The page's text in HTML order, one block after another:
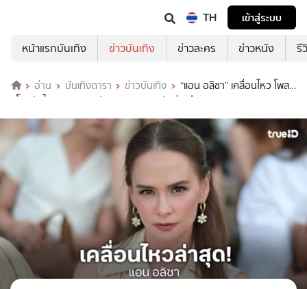
TH
เข้าสู่ระบบ
หน้าแรกบันเทิง
ข่าวบันเทิง ข่าวละคร ข่าวหนัง รี
อ่าน บันเทิงดารา ข่าวบันเทิง
“แอน อลิชา” เคลื่อนไหว โพสต์
อิโมจิหัวใจแตกสลาย หลัง “นานา” ยอมรับข่าวลือ